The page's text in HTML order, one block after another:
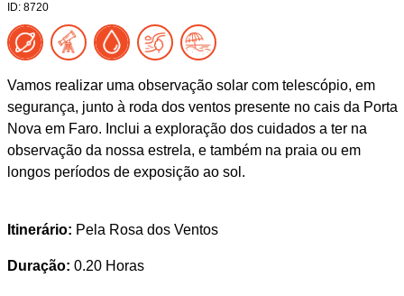
ID: 8720
Vamos realizar uma observação solar com telescópio, em
segurança, junto à roda dos ventos presente no cais da Porta
Nova em Faro. Inclui a exploração dos cuidados a ter na
observação da nossa estrela, e também na praia ou em
longos períodos de exposição ao sol.
Itinerário: Pela Rosa dos Ventos
Duração: 0.20 Horas